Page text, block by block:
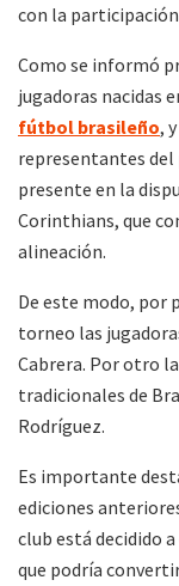
con la
Como se informó
jugadoras nacidas
fútbol brasileño,
representantes del
presente en la
Corinthians, que
alineación.
De este modo, por
torneo las
Cabrera. Por otro
tradicionales de
Rodríguez.
Es importante
ediciones
club está decidido
que podría